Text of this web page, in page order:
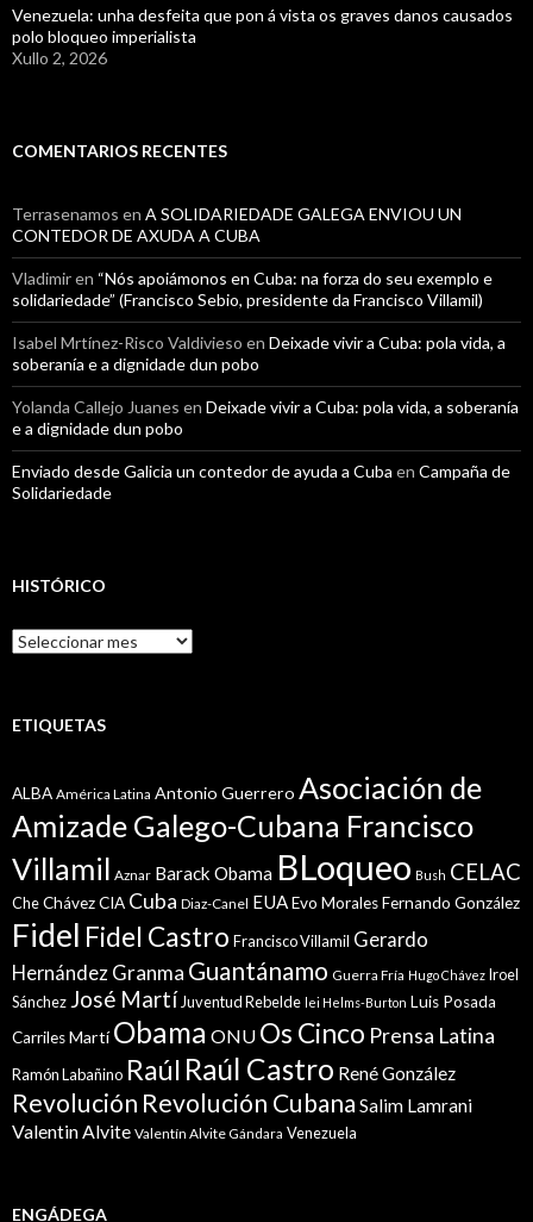
Venezuela: unha desfeita que pon á vista os graves danos causados
polo bloqueo imperialista
Xullo 2, 2026
COMENTARIOS RECENTES
Terrasenamos en A SOLIDARIEDADE GALEGA ENVIOU UN
CONTEDOR DE AXUDA A CUBA
Vladimiren “Nós apoiámonos en Cuba: na forza do seu exemplo e
solidariedade” (Francisco Sebio, presidente da Francisco Villamil)
Isabel Mrtínez-Risco Valdivieso en Deixade vivir a Cuba: pola vida, a
soberanía e a dignidade dun pobo
Yolanda Callejo Juanes en Deixade vivir a Cuba: pola vida, a soberanía
e a dignidade dun pobo
Enviado desde Galicia un contedor de ayuda a Cuba en Campaña de
Solidariedade
HISTÓRICO
Histórico
ETIQUETAS
ALBA América Latina Antonio Guerrero Asociación de
Amizade Galego-Cubana Francisco
Villamil Aznar Barack Obama BLoqueo Bush CELAC
CheChávezCIA Cuba Diaz-Canel EUAEvo MoralesFernando González
Fidel Fidel Castro Francisco Villamil Gerardo
Hernández Granma Guantánamo Guerra Fría Hugo Chávez Iroel
Sánchez José Martí Juventud Rebelde lei Helms-Burton Luis Posada
CarrilesMartí Obama ONU Os Cinco Prensa Latina
Ramón Labañino Raúl Raúl Castro René González
Revolución Revolución Cubana Salim Lamrani
Valentin Alvite Valentín Alvite Gándara Venezuela
ENGÁDEGA